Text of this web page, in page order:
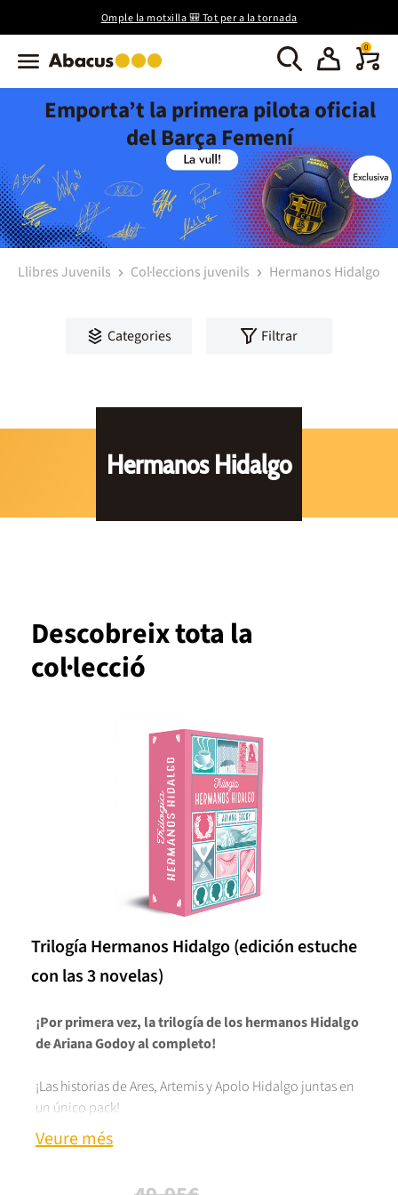
Omple la motxilla 🎒 Tot per a la tornada
0
Emporta’t la primera pilota oficial
del Barça Femení
Llibres Juvenils Col·leccions juvenils Hermanos Hidalgo
Categories Filtrar
Hermanos Hidalgo
Descobreix tota la
col·lecció
Trilogía Hermanos Hidalgo (edición estuche
con las 3 novelas)
¡Por primera vez, la trilogía de los hermanos Hidalgo
de Ariana Godoy al completo!
¡Las historias de Ares, Artemis y Apolo Hidalgo juntas en
un único pack!
Raquel lleva toda la vida loca por Ares, su atractivo y
Veure més